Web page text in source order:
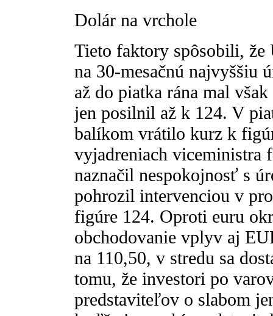
Dolár na vrchole
Tieto faktory spôsobili, že
na 30-mesačnú najvyššiu
až do piatka rána mal
jen posilnil až k 124. V
balíkom vrátilo kurz k
vyjadreniach
naznačil nespokojnosť s
pohrozil intervenciou v
figúre 124. Oproti euru
obchodovanie vplyv aj
na 110,50, v stredu sa
tomu, že investori po
predstaviteľov o slabom